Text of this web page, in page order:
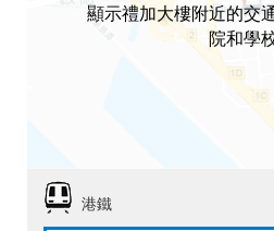
顯示禮加大樓附近的交
院和學
港鐵